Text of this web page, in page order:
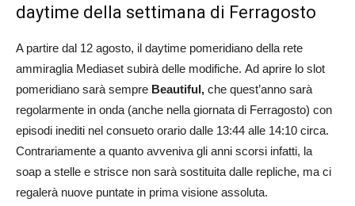
daytime della settimana di Ferragosto
A partire dal 12 agosto, il daytime pomeridiano della rete
ammiraglia Mediaset subirà delle modifiche. Ad aprire lo slot
pomeridiano sarà sempre Beautiful, che quest’anno sarà
regolarmente in onda (anche nella giornata di Ferragosto) con
episodi inediti nel consueto orario dalle 13:44 alle 14:10 circa.
Contrariamente a quanto avveniva gli anni scorsi infatti, la
soap a stelle e strisce non sarà sostituita dalle repliche, ma ci
regalerà nuove puntate in prima visione assoluta.